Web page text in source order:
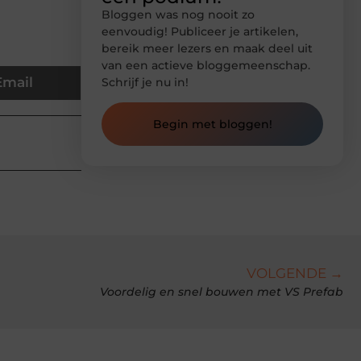
Bloggen was nog nooit zo
eenvoudig! Publiceer je artikelen,
bereik meer lezers en maak deel uit
van een actieve bloggemeenschap.
Schrijf je nu in!
Begin met bloggen!
VOLGENDE →
Voordelig en snel bouwen met VS Prefab